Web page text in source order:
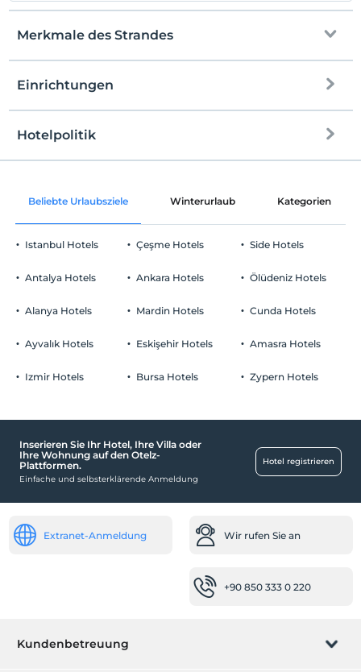
Merkmale des Strandes
Zum Strand
Einrichtungen
Nur Gemeinschaftsräume
Parken
Kostenlos Privatparkplatz
In der Einrichtung
Garten
Baby
Familienzimmer
Hotelpolitik
Einchecken
Check-out
Vor 12:00
Haustiere
Rauchen
Wir akzeptieren nur Gäste im Alter zwischen 18 und 85.
Der Aufenthalt für Kleinkinder bis zum Alter von 2 ist
Zimmer kostenlos
Beliebte Urlaubsziele Winterurlaub Kategorien
Istanbul Hotels
Antalya Hotels
Alanya Hotels
Ayvalık Hotels
Izmir Hotels
Çeşme Hotels
Ankara Hotels
Mardin Hotels
Eskişehir Hotels
Bursa Hotels
Side Hotels
Ölüdeniz Hotels
Cunda Hotels
Amasra Hotels
Zypern Hotels
Inserieren Sie Ihr Hotel, Ihre Villa oder
Ihre Wohnung auf den Otelz-
Plattformen.
Einfache und selbsterklärende Anmeldung
Hotel registrieren
Extranet-Anmeldung Wir rufen Sie an
+90 850 333 0 220
Kundenbetreuung